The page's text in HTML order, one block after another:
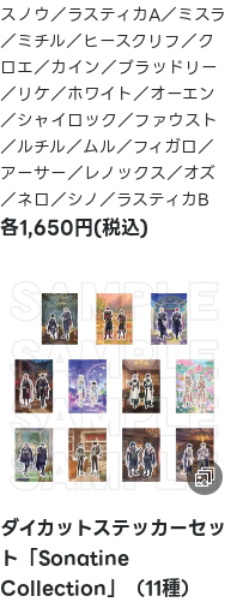
スノウ／ラスティカA／ミスラ
／ミチル／ヒースクリフ／ク
ロエ／カイン／ブラッドリー
／リケ／ホワイト／オーエン
／シャイロック／ファウスト
／ルチル／ムル／フィガロ／
アーサー／レノックス／オズ
／ネロ／シノ／ラスティカB
各1,650円(税込)
ダイカットステッカーセッ
ト「Sonatine
Collection」（11種）